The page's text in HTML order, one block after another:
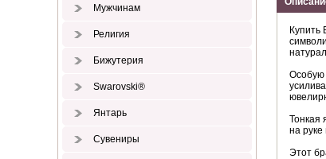
Мужчинам
Религия
Бижутерия
Swarovski®
Янтарь
Сувениры
Купить
Особую
Тонкая
на руке
Этот